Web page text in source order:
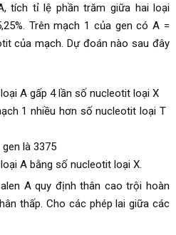
tích tỉ lệ phần trăm giữa hai loại
Trên mạch 1 của gen có A =
của mạch. Dự đoán nào sau đây
A gấp 4 lần số nucleotit loại X
1 nhiều hơn số nucleotit loại T
là 3375
A bằng số nucleotit loại X.
A quy định thân cao trội hoàn
thấp. Cho các phép lai giữa các